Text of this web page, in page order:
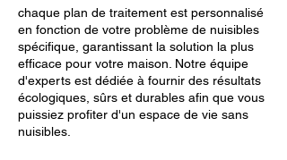
chaque plan de traitement est personnalisé
en fonction de votre problème de nuisibles
spécifique, garantissant la solution la plus
efficace pour votre maison. Notre équipe
d'experts est dédiée à fournir des résultats
écologiques, sûrs et durables afin que vous
puissiez profiter d'un espace de vie sans
nuisibles.